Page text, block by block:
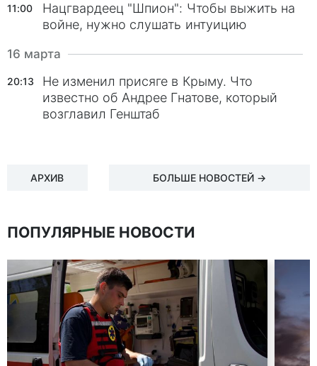
11:00
Нацгвардеец "Шпион": Чтобы выжить на
войне, нужно слушать интуицию
16 марта
20:13
Не изменил присяге в Крыму. Что
известно об Андрее Гнатове, который
возглавил Генштаб
АРХИВ БОЛЬШЕ НОВОСТЕЙ →
ПОПУЛЯРНЫЕ НОВОСТИ